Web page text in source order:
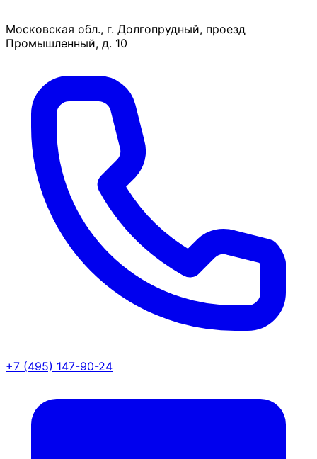
Московская обл., г. Долгопрудный, проезд
Промышленный, д. 10
+7 (495) 147-90-24